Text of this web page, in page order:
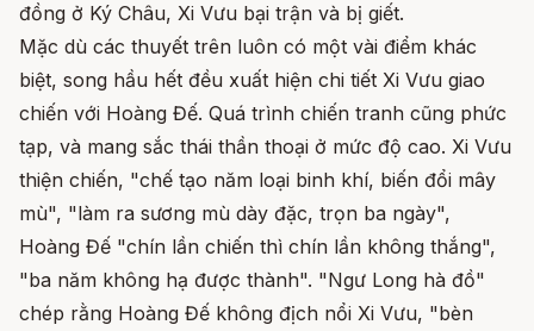
đồng ở Ký Châu, Xi Vưu bại trận và bị giết.
Mặc dù các thuyết trên luôn có một vài điểm khác
biệt, song hầu hết đều xuất hiện chi tiết Xi Vưu giao
chiến với Hoàng Đế. Quá trình chiến tranh cũng phức
tạp, và mang sắc thái thần thoại ở mức độ cao. Xi Vưu
thiện chiến, "chế tạo năm loại binh khí, biến đổi mây
mù", "làm ra sương mù dày đặc, trọn ba ngày",
Hoàng Đế "chín lần chiến thì chín lần không thắng",
"ba năm không hạ được thành". "Ngư Long hà đồ"
chép rằng Hoàng Đế không địch nổi Xi Vưu, "bèn